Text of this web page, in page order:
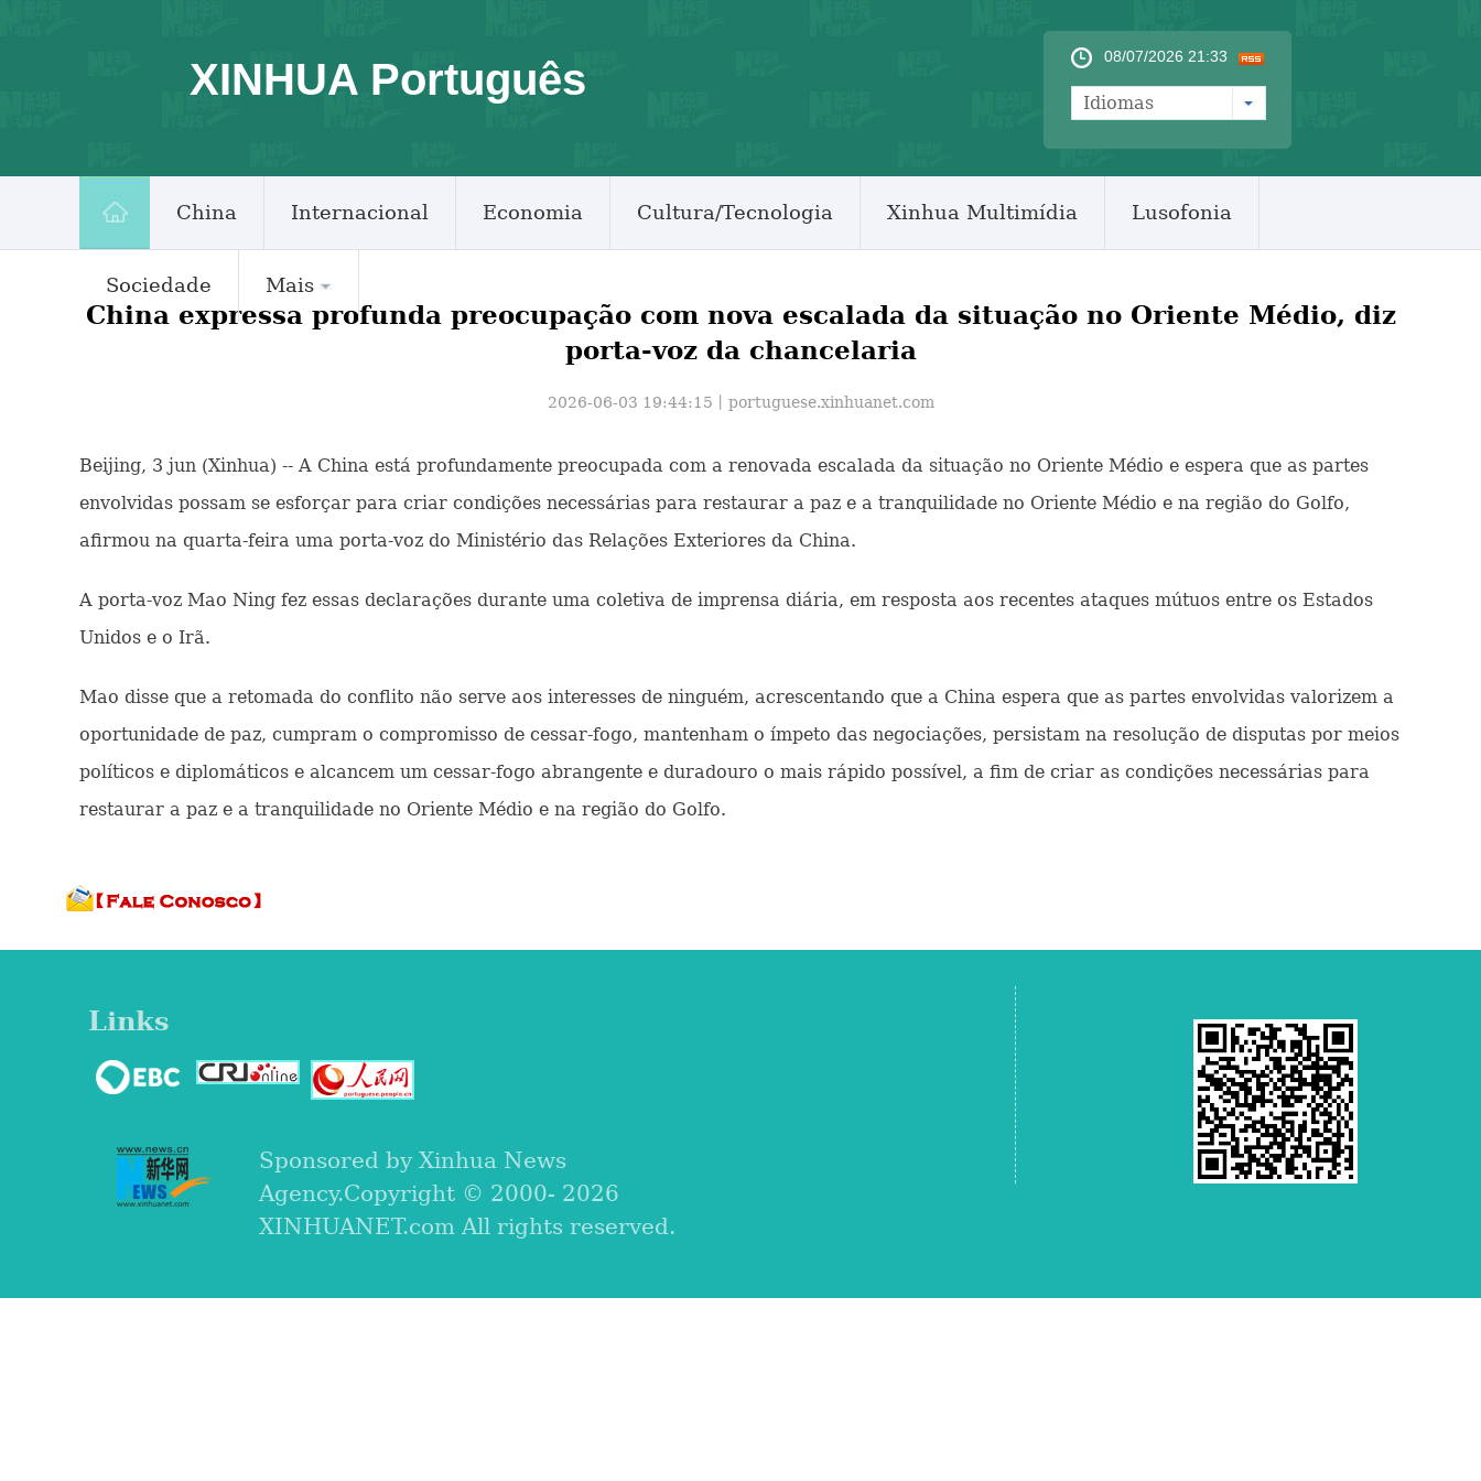
XINHUA Português 08/07/2026 21:33
Idiomas
China Internacional Economia Cultura/Tecnologia Xinhua Multimídia Lusofonia
Sociedade Mais
China expressa profunda preocupação com nova escalada da situação no Oriente Médio, diz
porta-voz da chancelaria
2026-06-03 19:44:15丨 portuguese.xinhuanet.com
Beijing, 3 jun (Xinhua) -- A China está profundamente preocupada com a renovada escalada da situação no Oriente Médio e espera que as partes
envolvidas possam se esforçar para criar condições necessárias para restaurar a paz e a tranquilidade no Oriente Médio e na região do Golfo,
afirmou na quarta-feira uma porta-voz do Ministério das Relações Exteriores da China.
A porta-voz Mao Ning fez essas declarações durante uma coletiva de imprensa diária, em resposta aos recentes ataques mútuos entre os Estados
Unidos e o Irã.
Mao disse que a retomada do conflito não serve aos interesses de ninguém, acrescentando que a China espera que as partes envolvidas valorizem a
oportunidade de paz, cumpram o compromisso de cessar-fogo, mantenham o ímpeto das negociações, persistam na resolução de disputas por meios
políticos e diplomáticos e alcancem um cessar-fogo abrangente e duradouro o mais rápido possível, a fim de criar as condições necessárias para
restaurar a paz e a tranquilidade no Oriente Médio e na região do Golfo.
Links
Sponsored by Xinhua News
Agency.Copyright © 2000- 2026
XINHUANET.com All rights reserved.